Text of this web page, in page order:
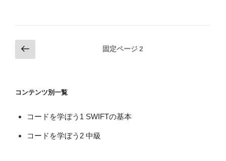
投
稿
ペ
ジ
前
の
ジ
固定ページ2
コンテンツ別一覧
コードを学ぼう1 SWIFTの基本
コードを学ぼう2 中級